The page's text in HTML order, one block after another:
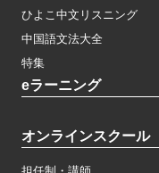
ひよこ中文リスニング
中国語文法大全
特集
eラーニング
オンラインスクール